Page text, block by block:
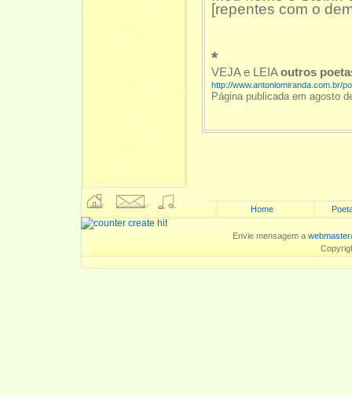
[repentes com o
*
VEJA e LEIAoutros
http://www.antoniomiranda.com.br/
Página publicada em agosto
Home
Envie mensagem a